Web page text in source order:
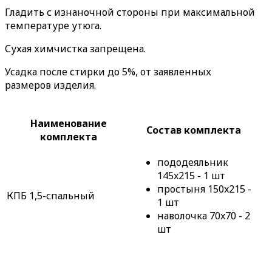
Гладить с изнаночной стороны при максимальной
температуре утюга.
Сухая химчистка запрещена.
Усадка после стирки до 5%, от заявленных
размеров изделия.
Наименование
комплекта
Состав комплекта
КПБ 1,5-спальный
пододеяльник
145x215 - 1 шт
простыня 150x215 -
1 шт
наволочка 70x70 - 2
шт